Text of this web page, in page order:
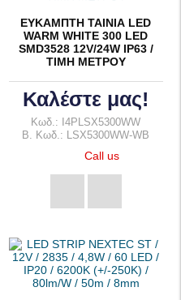
ΕΥΚΑΜΠΤΗ ΤΑΙΝΙΑ LED
WARM WHITE 300 LED
SMD3528 12V/24W IP63 /
ΤΙΜΗ ΜΕΤΡΟΥ
Καλέστε μας!
Κωδ.: I4PLSX5300WW
B. Κωδ.: LSX5300WW-WB
Call us